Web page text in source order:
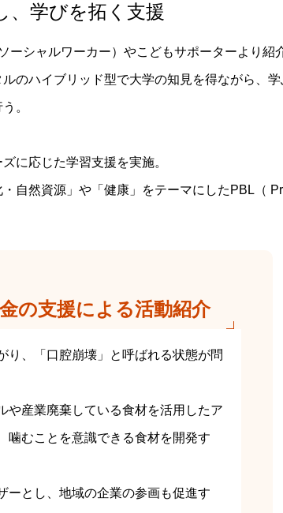
、学びを拓く支援
ーシャルワーカー）やこどもサポーターより紹
のハイブリッド型で大学の知見を得ながら、
。
に応じた学習支援を実施。
自然資源」や「健康」をテーマにしたPBL（
の支援による活動紹介
、「口腔崩壊」と呼ばれる状態が問
や産業廃棄している食材を活用したア
噛むことを意識できる食材を開発す
ーとし、地域の企業の参画も促進す